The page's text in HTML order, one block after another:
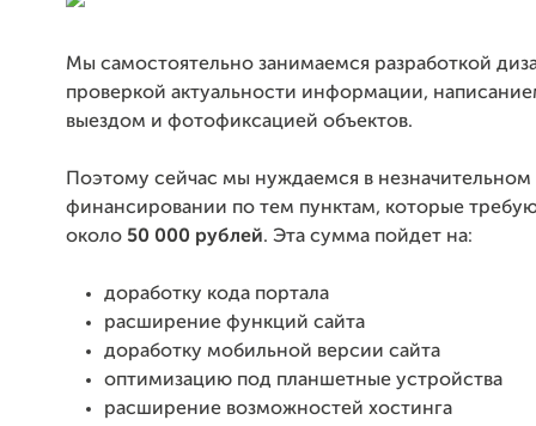
Мы самостоятельно занимаемся разработкой
проверкой актуальности информации,
выездом и фотофиксацией объектов.
Поэтому сейчас мы нуждаемся в незначительном
финансировании по тем пунктам, которые
около 50 000 рублей. Эта сумма пойдет на:
доработку кода портала
расширение функций сайта
доработку мобильной версии сайта
оптимизацию под планшетные устройства
расширение возможностей хостинга